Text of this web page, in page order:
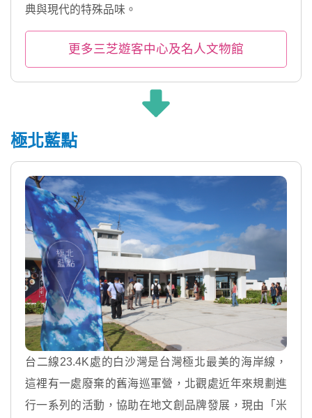
典與現代的特殊品味。
更多三芝遊客中心及名人文物館
極北藍點
台二線23.4K處的白沙灣是台灣極北最美的海岸線，
這裡有一處廢棄的舊海巡軍營，北觀處近年來規劃進
行一系列的活動，協助在地文創品牌發展，現由「米